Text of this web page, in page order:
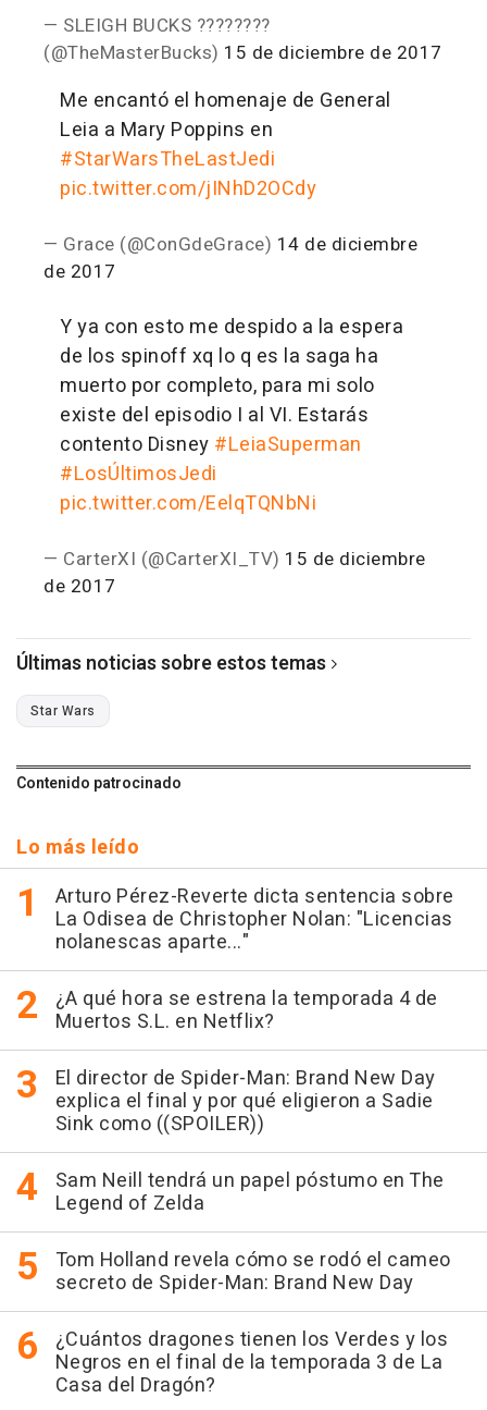
— SLEIGH BUCKS ????????
(@TheMasterBucks) 15 de diciembre de 2017
Me encantó el homenaje de General
Leia a Mary Poppins en
#StarWarsTheLastJedi
pic.twitter.com/jINhD2OCdy
— Grace (@ConGdeGrace) 14 de diciembre
de 2017
Y ya con esto me despido a la espera
de los spinoff xq lo q es la saga ha
muerto por completo, para mi solo
existe del episodio I al VI. Estarás
contento Disney #LeiaSuperman
#LosÚltimosJedi
pic.twitter.com/EelqTQNbNi
— CarterXI (@CarterXI_TV) 15 de diciembre
de 2017
Últimas noticias sobre estos temas
Star Wars
Contenido patrocinado
Lo más leído
Arturo Pérez-Reverte dicta sentencia sobre
La Odisea de Christopher Nolan: "Licencias
nolanescas aparte..."
¿A qué hora se estrena la temporada 4 de
Muertos S.L. en Netflix?
El director de Spider-Man: Brand New Day
explica el final y por qué eligieron a Sadie
Sink como ((SPOILER))
Sam Neill tendrá un papel póstumo en The
Legend of Zelda
Tom Holland revela cómo se rodó el cameo
secreto de Spider-Man: Brand New Day
¿Cuántos dragones tienen los Verdes y los
Negros en el final de la temporada 3 de La
Casa del Dragón?